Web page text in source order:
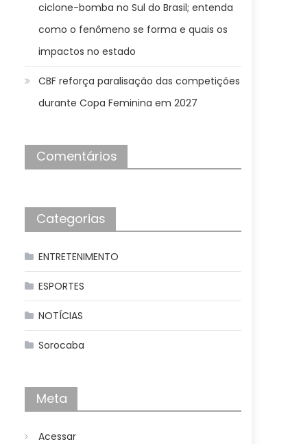
ciclone-bomba no Sul do Brasil; entenda
como o fenômeno se forma e quais os
impactos no estado
CBF reforça paralisação das competições
durante Copa Feminina em 2027
Comentários
Categorias
ENTRETENIMENTO
ESPORTES
NOTÍCIAS
Sorocaba
Meta
Acessar